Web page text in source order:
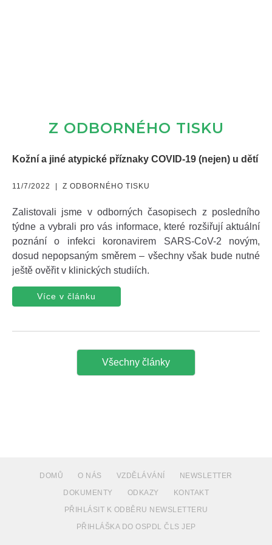
Z ODBORNÉHO TISKU
Kožní a jiné atypické příznaky COVID-19 (nejen) u dětí
11/7/2022 Z ODBORNÉHO TISKU
Zalistovali jsme v odborných časopisech z posledního
týdne a vybrali pro vás informace, které rozšiřují aktuální
poznání o infekci koronavirem SARS-CoV-2 novým,
dosud nepopsaným směrem – všechny však bude nutné
ještě ověřit v klinických studiích.
Více v článku
Všechny články
DOMŮ O NÁS VZDĚLÁVÁNÍ
NEWSLETTER
DOKUMENTY
ODKAZY
KONTAKT
PŘIHLÁSIT K ODBĚRU NEWSLETTERU
PŘIHLÁŠKA DO OSPDL ČLS JEP